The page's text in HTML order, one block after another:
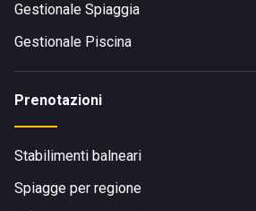
Gestionale Spiaggia
Gestionale Piscina
Prenotazioni
Stabilimenti balneari
Spiagge per regione